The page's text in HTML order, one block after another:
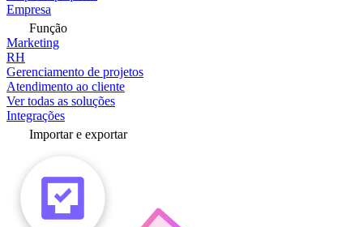
Empresa
Função
Marketing
RH
Gerenciamento de projetos
Atendimento ao cliente
Ver todas as soluções
Integrações
Importar e exportar